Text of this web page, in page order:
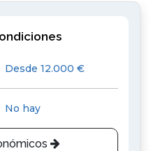
Desde 12.000 €
No hay